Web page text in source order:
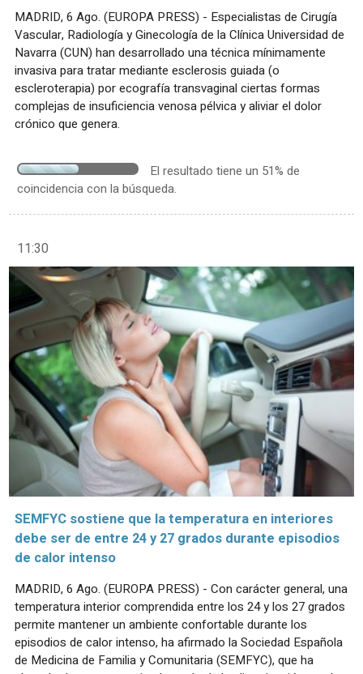
MADRID, 6 Ago. (EUROPA PRESS) - Especialistas de Cirugía
Vascular, Radiología y Ginecología de la Clínica Universidad de
Navarra (CUN) han desarrollado una técnica mínimamente
invasiva para tratar mediante esclerosis guiada (o
escleroterapia) por ecografía transvaginal ciertas formas
complejas de insuficiencia venosa pélvica y aliviar el dolor
crónico que genera.
El resultado tiene un 51% de
coincidencia con la búsqueda.
11:30
SEMFYC sostiene que la temperatura en interiores
debe ser de entre 24 y 27 grados durante episodios
de calor intenso
MADRID, 6 Ago. (EUROPA PRESS) - Con carácter general, una
temperatura interior comprendida entre los 24 y los 27 grados
permite mantener un ambiente confortable durante los
episodios de calor intenso, ha afirmado la Sociedad Española
de Medicina de Familia y Comunitaria (SEMFYC), que ha